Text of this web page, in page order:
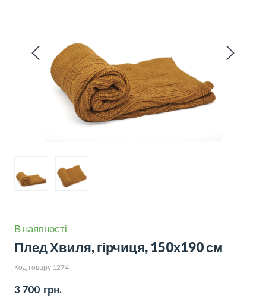
В наявності
Плед Хвиля, гірчиця, 150х190 см
Код товару 1274
3 700  грн.